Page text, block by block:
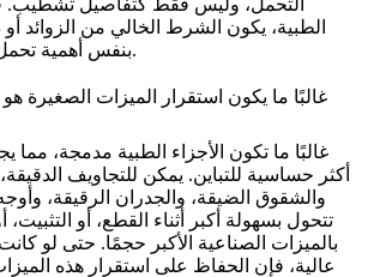
التحمل، وليس فقط كتفاصيل تشطيب.
الطبية، يكون الشرط الخالي من الزوائد
بنفس أهمية تحمل الأبعاد للميزة نفسها.
غالبًا ما تكون الأجزاء الطبية مدمجة، مما
أكثر حساسية للتباين. يمكن للتجاويف
والشقوق الضيقة، والجدران الرقيقة،
تتحول بسهولة أكبر أثناء القطع، أو التثبيت،
بالميزات الصناعية الأكبر حجمًا. حتى لو
عالية، فإن الحفاظ على استقرار هذه